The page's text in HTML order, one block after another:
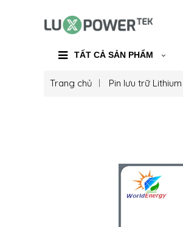
TẤT CẢ SẢN PHẨM
Trang chủ Pin lưu trữ Lithium